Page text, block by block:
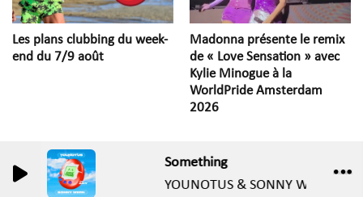
Something
YOUNOTUS & SONNY WERN &
0
Les plans clubbing du week-
end du 7/9 août
Madonna présente le remix
de « Love Sensation » avec
Kylie Minogue à la
WorldPride Amsterdam
2026